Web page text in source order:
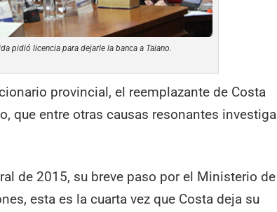
pidió licencia para dejarle la banca a Taiano.
provincial, el reemplazante de Costa
que entre otras causas resonantes investiga
de 2015, su breve paso por el Ministerio de
esta es la cuarta vez que Costa deja su